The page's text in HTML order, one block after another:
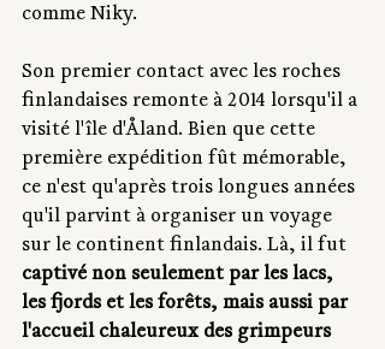
comme Niky.
Son premier contact avec les roches
finlandaises remonte à 2014 lorsqu'il a
visité l'île d'Åland. Bien que cette
première expédition fût mémorable,
ce n'est qu'après trois longues années
qu'il parvint à organiser un voyage
sur le continent finlandais. Là, il fut
captivé non seulement par les lacs,
les fjords et les forêts, mais aussi par
l'accueil chaleureux des grimpeurs